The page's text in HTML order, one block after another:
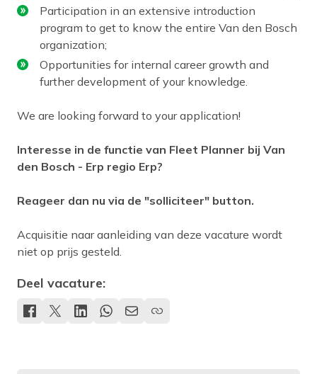
Participation in an extensive introduction
program to get to know the entire Van den Bosch
organization;
Opportunities for internal career growth and
further development of your knowledge.
We are looking forward to your application!
Interesse in de functie van Fleet Planner bij Van
den Bosch - Erp regio Erp?
Reageer dan nu via de "solliciteer" button.
Acquisitie naar aanleiding van deze vacature wordt
niet op prijs gesteld.
Deel vacature: